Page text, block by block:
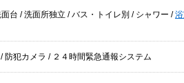
台 /洗面所独立 /バス・トイレ別 / シャワー /
/ 防犯カメラ / ２４時間緊急通報システム